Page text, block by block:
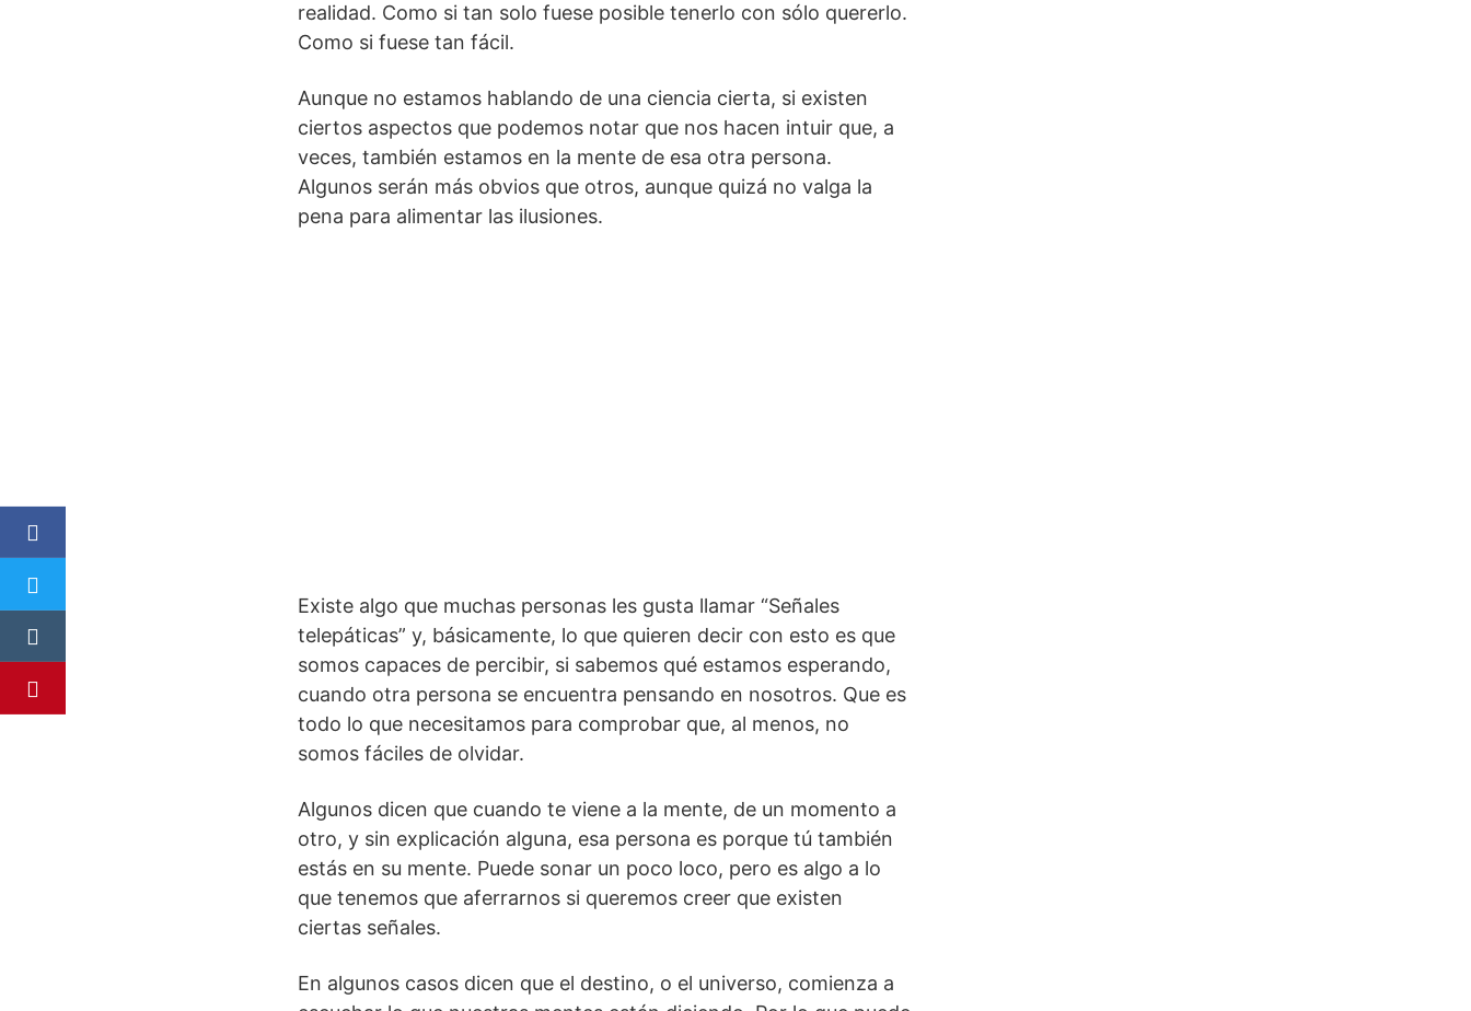
realidad. Como si tan solo fuese posible tenerlo con sólo quererlo.
Como si fuese tan fácil.
Aunque no estamos hablando de una ciencia cierta, si existen
ciertos aspectos que podemos notar que nos hacen intuir que, a
veces, también estamos en la mente de esa otra persona.
Algunos serán más obvios que otros, aunque quizá no valga la
pena para alimentar las ilusiones.
Existe algo que muchas personas les gusta llamar “Señales
telepáticas” y, básicamente, lo que quieren decir con esto es que
somos capaces de percibir, si sabemos qué estamos esperando,
cuando otra persona se encuentra pensando en nosotros. Que es
todo lo que necesitamos para comprobar que, al menos, no
somos fáciles de olvidar.
Algunos dicen que cuando te viene a la mente, de un momento a
otro, y sin explicación alguna, esa persona es porque tú también
estás en su mente. Puede sonar un poco loco, pero es algo a lo
que tenemos que aferrarnos si queremos creer que existen
ciertas señales.
En algunos casos dicen que el destino, o el universo, comienza a